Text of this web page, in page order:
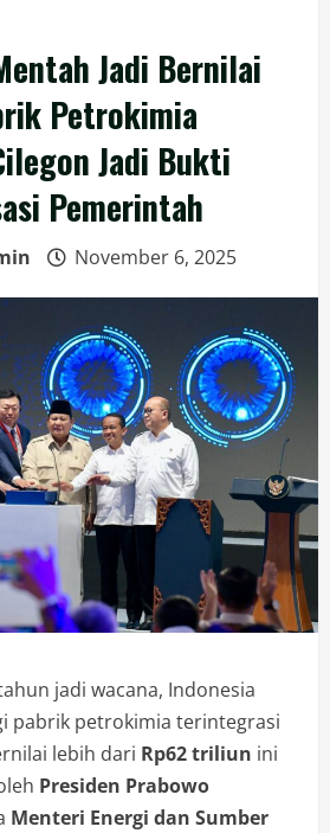
Jadi Bernilai
Petrokimia
Jadi Bukti
Pemerintah
November 6, 2025
jadi wacana, Indonesia
pabrik petrokimia terintegrasi
lebih dari Rp62 triliun ini
Presiden Prabowo
Menteri Energi dan Sumber